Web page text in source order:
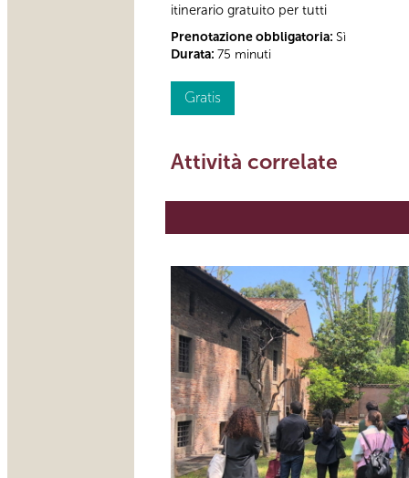
itinerario gratuito per tutti
Prenotazione obbligatoria: Sì
Durata: 75 minuti
Gratis
Attività correlate